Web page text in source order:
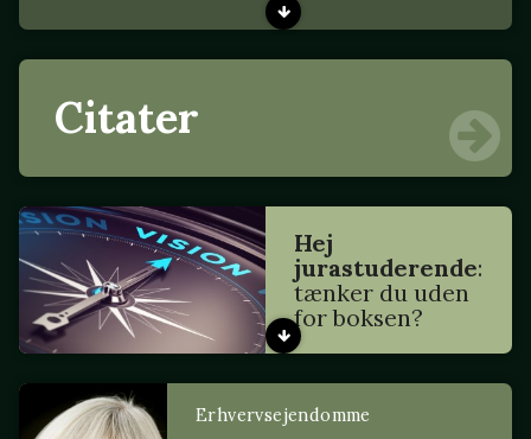
Citater
Hej
jurastuderende:
tænker du uden
for boksen?
Erhvervsejendomme